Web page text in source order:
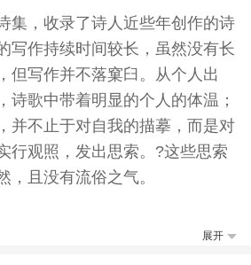
集，收录了诗人近些年创作的诗
写作持续时间较长，虽然没有长
但写作并不落窠臼。从个人出
诗歌中带着明显的个人的体温；
并不止于对自我的描摹，而是对
行观照，发出思索。?这些思索
，且没有流俗之气。
于上海，毕业复旦大学。20世
展开